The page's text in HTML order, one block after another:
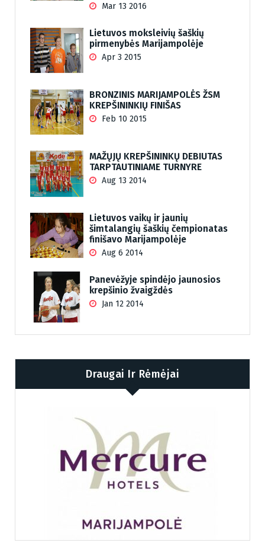
Mar 13 2016
Lietuvos moksleivių šaškių
pirmenybės Marijampolėje
Apr 3 2015
BRONZINIS MARIJAMPOLĖS ŽSM
KREPŠININKIŲ FINIŠAS
Feb 10 2015
MAŽŲJŲ KREPŠININKŲ DEBIUTAS
TARPTAUTINIAME TURNYRE
Aug 13 2014
Lietuvos vaikų ir jaunių
šimtalangių šaškių čempionatas
finišavo Marijampolėje
Aug 6 2014
Panevėžyje spindėjo jaunosios
krepšinio žvaigždės
Jan 12 2014
Draugai Ir Rėmėjai